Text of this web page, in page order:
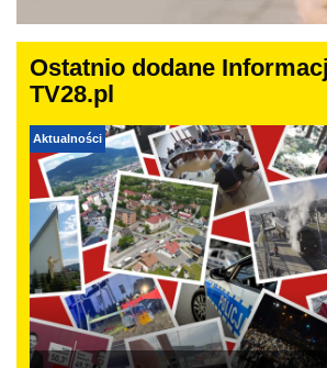
Ostatnio dodane
TV28.pl
Aktualności